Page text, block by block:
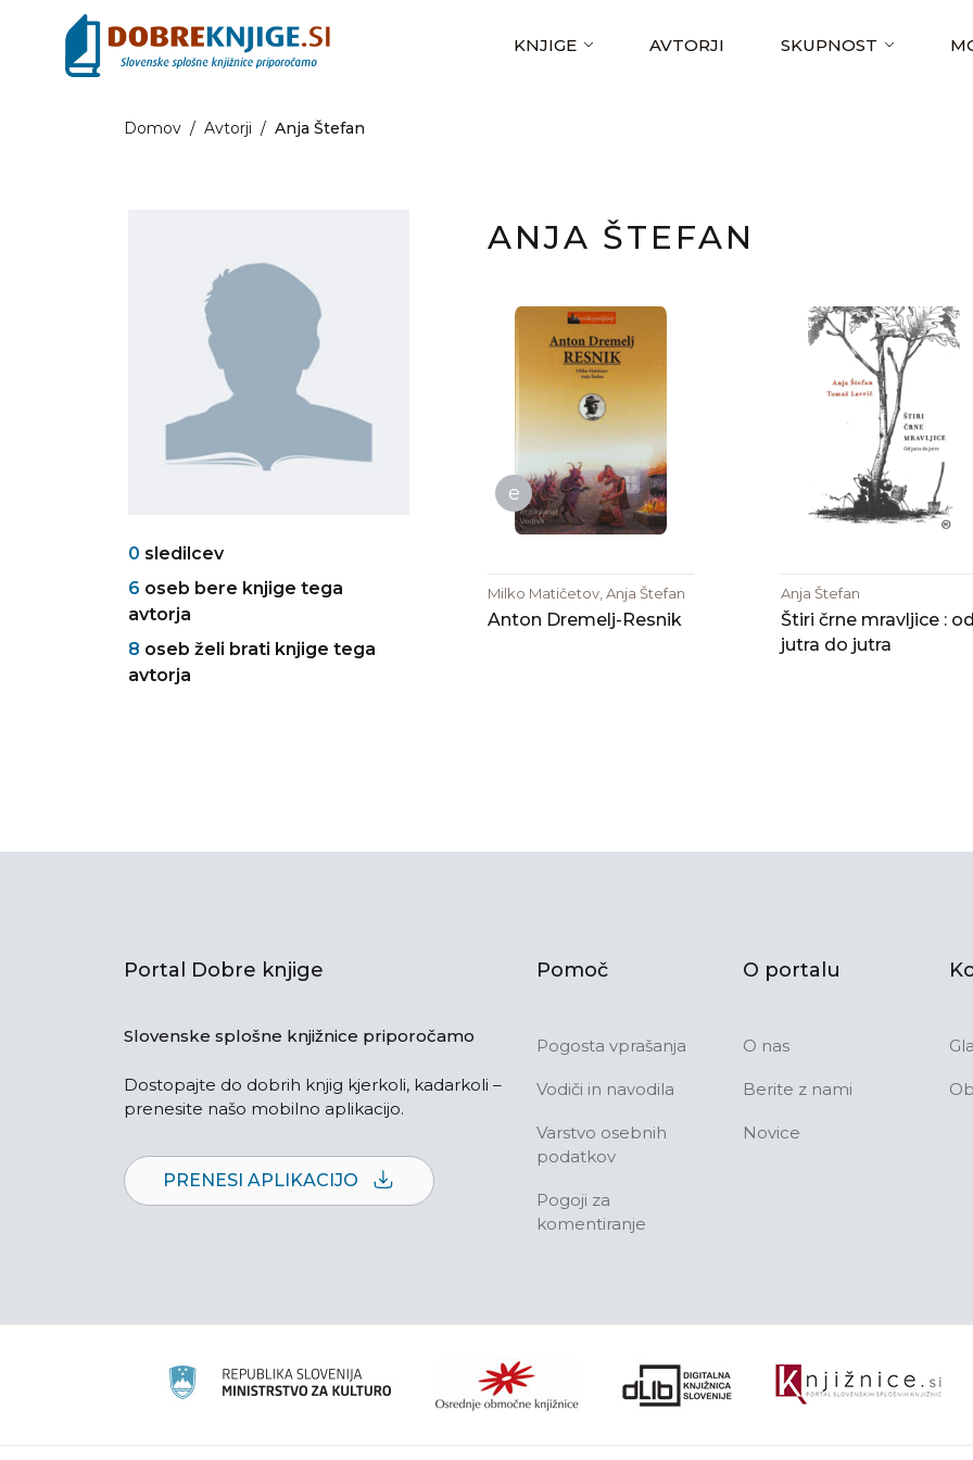
KNJIGE AVTORJI SKUPNOST
Domov / Avtorji / Anja Štefan
0 sledilcev
6 oseb bere knjige tega
avtorja
8 oseb želi brati knjige tega
avtorja
ANJA ŠTEFAN
e
Milko Matičetov, Anja Štefan
Anton Dremelj-Resnik
Anja Štefan
Štiri črne mravljice : od
jutra do jutra
Portal Dobre knjige
Slovenske splošne knjižnice priporočamo
Dostopajte do dobrih knjig kjerkoli, kadarkoli –
prenesite našo mobilno aplikacijo.
PRENESI APLIKACIJO
Pomoč
Pogosta vprašanja
Vodiči in navodila
Varstvo osebnih
podatkov
Pogoji za
komentiranje
O portalu
O nas
Berite z nami
Novice